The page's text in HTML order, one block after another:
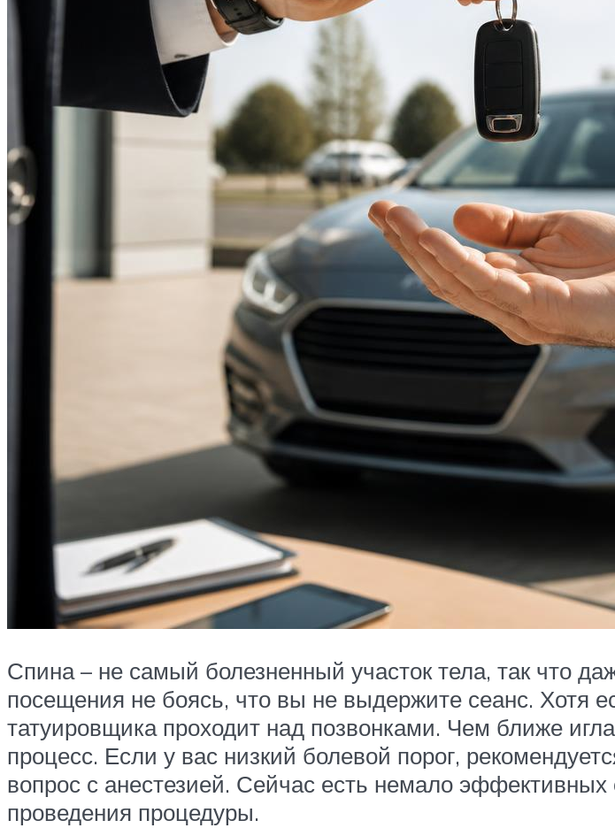
Спина – не самый болезненный участок тела, так что
посещения не боясь, что вы не выдержите сеанс. Хотя
татуировщика проходит над позвонками. Чем ближе
процесс. Если у вас низкий болевой порог,
вопрос с анестезией. Сейчас есть немало эффективных
проведения процедуры.